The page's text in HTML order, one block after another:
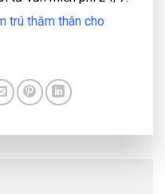
trú thăm thân cho